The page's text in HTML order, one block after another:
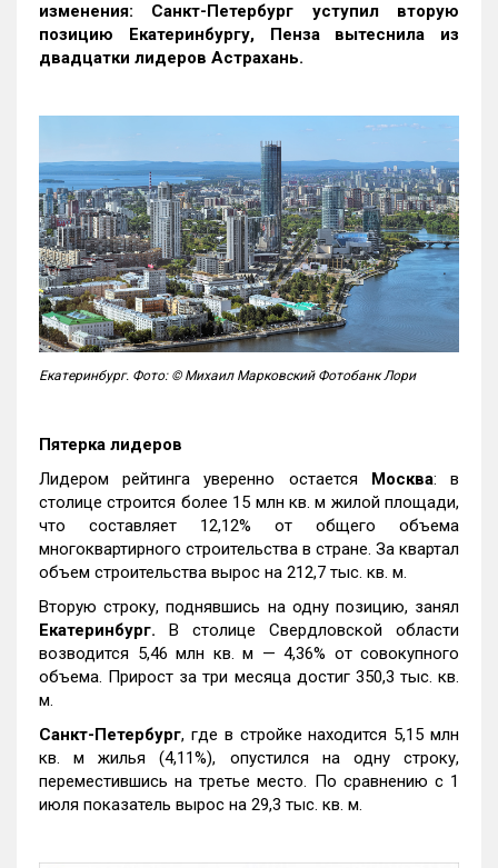
изменения: Санкт-Петербург уступил вторую
позицию Екатеринбургу, Пенза вытеснила из
двадцатки лидеров Астрахань.
Екатеринбург. Фото: © Михаил Марковский Фотобанк Лори
Пятерка лидеров
Лидером рейтинга уверенно остается Москва: в
столице строится более 15 млн кв. м жилой площади,
что составляет 12,12% от общего объема
многоквартирного строительства в стране. За квартал
объем строительства вырос на 212,7 тыс. кв. м.
Вторую строку, поднявшись на одну позицию, занял
Екатеринбург. В столице Свердловской области
возводится 5,46 млн кв. м — 4,36% от совокупного
объема. Прирост за три месяца достиг 350,3 тыс. кв.
м.
Санкт-Петербург, где в стройке находится 5,15 млн
кв. м жилья (4,11%), опустился на одну строку,
переместившись на третье место. По сравнению с 1
июля показатель вырос на 29,3 тыс. кв. м.